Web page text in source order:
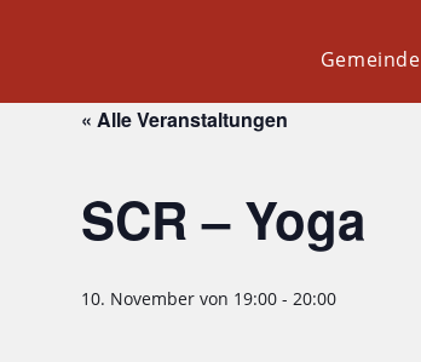
Gemeinde
« Alle Veranstaltungen
SCR – Yoga
10. November von 19:00 -20:00